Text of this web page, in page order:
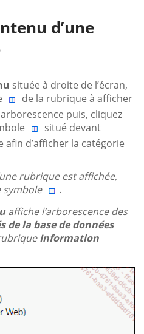
d’une
située à droite de l’écran,
de la rubrique à afficher
puis, cliquez
situé devant
d’afficher la catégorie
rubrique est affichée,
symbole
.
affiche l’arborescence des
de la base de données
Information